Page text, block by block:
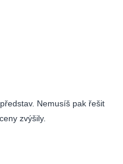
Nemusíš pak řešit
zvýšily.